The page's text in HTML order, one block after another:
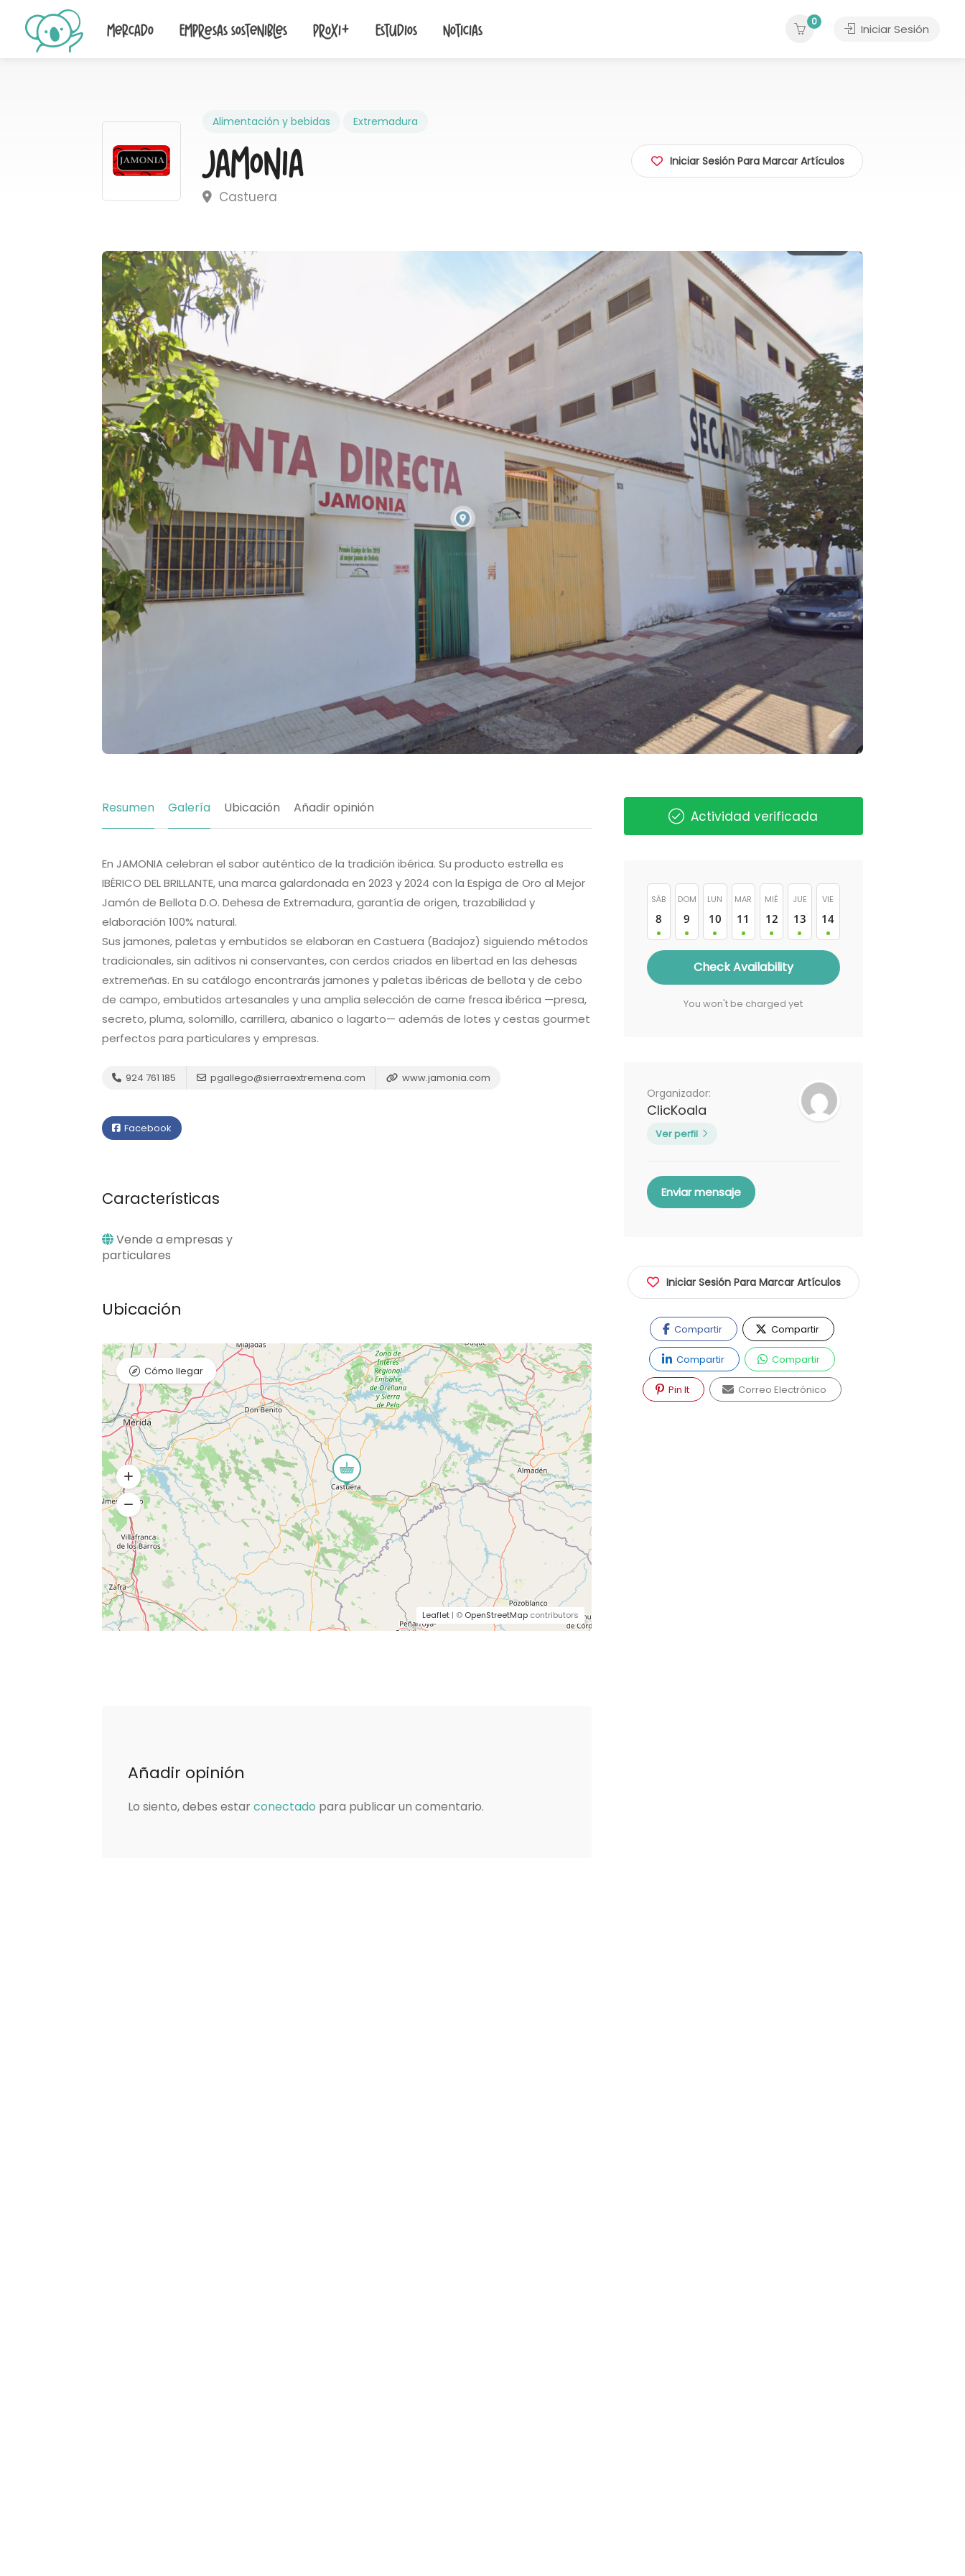
Mercado Empresas sostenibles Proxi+ Estudios Noticias
0
Iniciar Sesión
Alimentación y bebidas Extremadura
Jamonia
Castuera
Iniciar Sesión Para Marcar Artículos
Resumen Galería Ubicación Añadir opinión
En JAMONIA celebran el sabor auténtico de la tradición ibérica. Su producto estrella es
IBÉRICO DEL BRILLANTE, una marca galardonada en 2023 y 2024 con la Espiga de Oro al Mejor
Jamón de Bellota D.O. Dehesa de Extremadura, garantía de origen, trazabilidad y
elaboración 100% natural.
Sus jamones, paletas y embutidos se elaboran en Castuera (Badajoz) siguiendo métodos
tradicionales, sin aditivos ni conservantes, con cerdos criados en libertad en las dehesas
extremeñas. En su catálogo encontrarás jamones y paletas ibéricas de bellota y de cebo
de campo, embutidos artesanales y una amplia selección de carne fresca ibérica —presa,
secreto, pluma, solomillo, carrillera, abanico o lagarto— además de lotes y cestas gourmet
perfectos para particulares y empresas.
924 761 185 pgallego@sierraextremena.com www.jamonia.com
Facebook
Características
Vende a empresas y
particulares
Ubicación
Leaflet| © OpenStreetMapcontributors
Cómo llegar
Añadir opinión
Lo siento, debes estar conectado para publicar un comentario.
Actividad verificada
SÁB
8
DOM
9
LUN
10
MAR
11
MIÉ
12
JUE
13
VIE
14
Check Availability
You won't be charged yet
Organizador:
ClicKoala
Ver perfil
Enviar mensaje
Iniciar Sesión Para Marcar Artículos
Compartir Compartir
Compartir Compartir
Pin It Correo Electrónico